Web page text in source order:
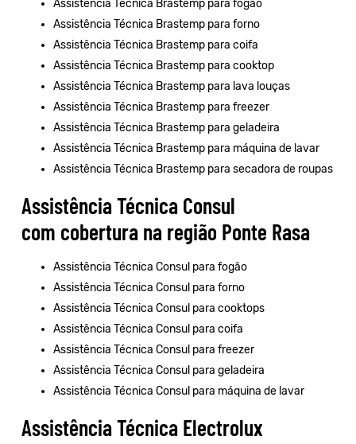
Assistência Técnica Brastemp para fogão
Assistência Técnica Brastemp para forno
Assistência Técnica Brastemp para coifa
Assistência Técnica Brastemp para cooktop
Assistência Técnica Brastemp para lava louças
Assistência Técnica Brastemp para freezer
Assistência Técnica Brastemp para geladeira
Assistência Técnica Brastemp para máquina de lavar
Assistência Técnica Brastemp para secadora de roupas
Assistência Técnica Consul
com cobertura na região Ponte Rasa
Assistência Técnica Consul para fogão
Assistência Técnica Consul para forno
Assistência Técnica Consul para cooktops
Assistência Técnica Consul para coifa
Assistência Técnica Consul para freezer
Assistência Técnica Consul para geladeira
Assistência Técnica Consul para máquina de lavar
Assistência Técnica Electrolux